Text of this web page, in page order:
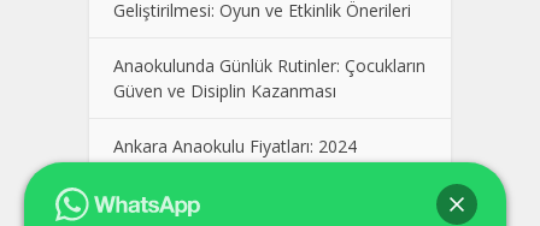
Geliştirilmesi: Oyun ve Etkinlik Önerileri
Anaokulunda Günlük Rutinler: Çocukların
Güven ve Disiplin Kazanması
Ankara Anaokulu Fiyatları: 2024
Kolej Seçimi Yaparken Dikkat Edilmesi